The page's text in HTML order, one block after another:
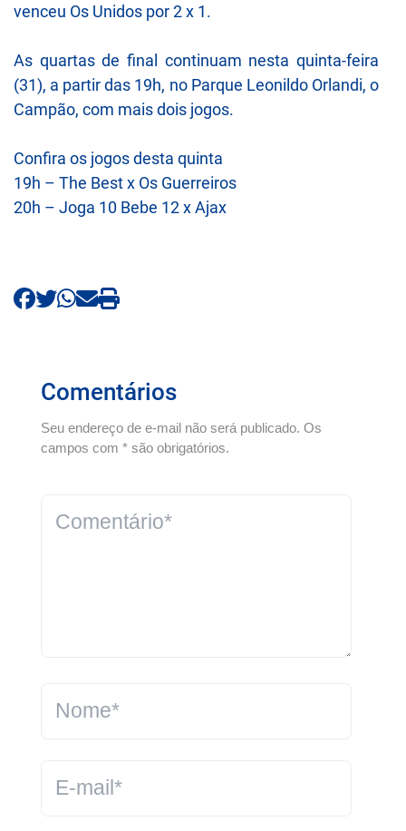
venceu Os Unidos por 2 x 1.
As quartas de final continuam nesta quinta-feira
(31), a partir das 19h, no Parque Leonildo Orlandi, o
Campão, com mais dois jogos.
Confira os jogos desta quinta
19h – The Best x Os Guerreiros
20h – Joga 10 Bebe 12 x Ajax
Comentários
Seu endereço de e-mail não será publicado. Os
campos com * são obrigatórios.